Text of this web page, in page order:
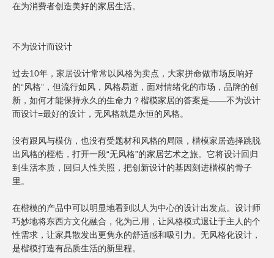
在为消费者创造美好的家居生活。
不为设计而设计
过去10年，家居设计常常以风格为卖点，大家拼命做市场反响好
的“风格”，但流行如风，风格易逝，面对情绪化的市场，品牌的创
新，如何才能保持永久的生命力？楷模家居的答案是——不为设计
而设计=最好的设计，无风格就是永恒的风格。
没有跟风与模仿，也没有受题材和风格的局限，楷模家居选择跳脱
出风格的桎梏，打开一段“无风格”的家居艺术之旅。它将设计回归
到生活本质，回归人性关照，把创新设计的基因刻进楷模的骨子
里。
在楷模的产品中可以明显地看到以人为中心的设计出发点。设计师
巧妙地将东西方文化融合，化为己用，让风格模式退让于主人的个
性需求，让家具散发出更隽永的舒适感和吸引力。无风格化设计，
是楷模打造有品质生活的新里程。